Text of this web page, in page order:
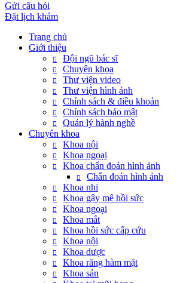
Gửi câu hỏi
Đặt lịch khám
Trang chủ
Giới thiệu
Đội ngũ bác sĩ
Chuyên khoa
Thư viện video
Thư viện hình ảnh
Chính sách & điều khoản
Chính sách bảo mật
Quản lý hành nghề
Chuyên khoa
Khoa nội
Khoa ngoại
Khoa chẩn đoán hình ảnh
Chẩn đoán hình ảnh
Khoa nhi
Khoa gây mê hồi sức
Khoa ngoại
Khoa mắt
Khoa hồi sức cấp cứu
Khoa nội
Khoa dược
Khoa răng hàm mặt
Khoa sản